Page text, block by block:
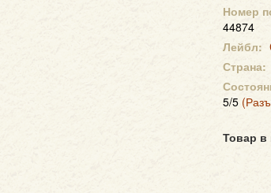
Номер
44874
Лейбл:
Страна:
5/5
Товар в